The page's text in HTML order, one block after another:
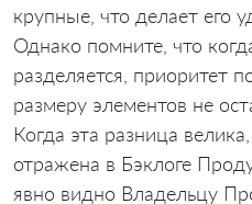
крупные, что делает его
Однако помните, что
разделяется, приоритет
размеру элементов не
Когда эта разница
отражена в Бэклоге
явно видно Владельцу